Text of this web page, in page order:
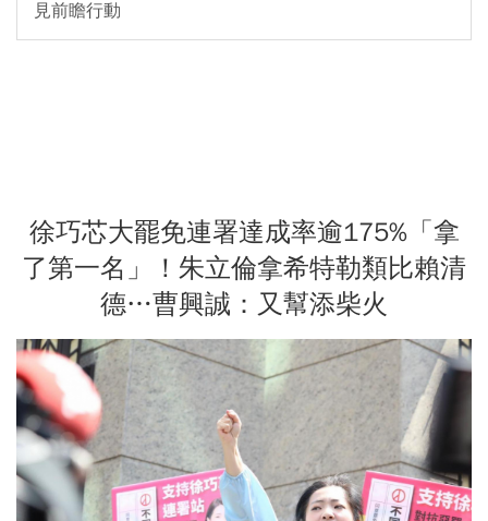
見前瞻行動
徐巧芯大罷免連署達成率逾175%「拿
了第一名」！朱立倫拿希特勒類比賴清
德…曹興誠：又幫添柴火